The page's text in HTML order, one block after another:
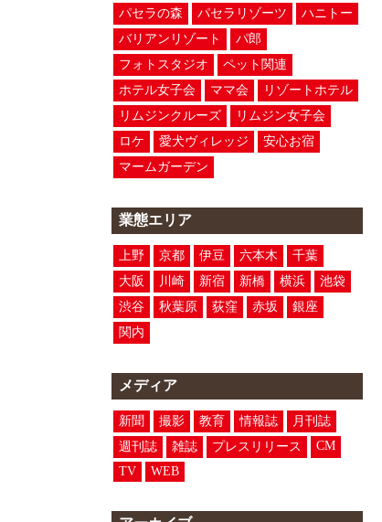
パセラの森
パセラリゾーツ
ハニトー
バリアンリゾート
パ郎
フォトスタジオ
ペット関連
ホテル女子会
ママ会
リゾートホテル
リムジンクルーズ
リムジン女子会
ロケ
愛犬ヴィレッジ
安心お宿
マームガーデン
業態エリア
上野 京都 伊豆 六本木
千葉
大阪
川崎 新宿 新橋 横浜
池袋
渋谷
秋葉原 荻窪 赤坂
銀座
関内
メディア
新聞 撮影 教育 情報誌
月刊誌
週刊誌
雑誌 プレスリリース
CM
TV
WEB